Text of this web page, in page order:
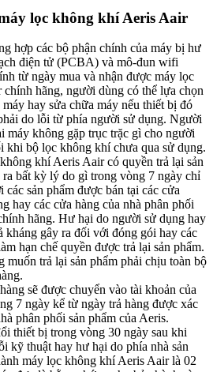
lọc không khí Aeris Aair
hợp các bộ phận chính của máy bị hư
điện tử (PCBA) và mô-đun wifi
từ ngày mua và nhận được máy lọc
hãng, người dùng có thể lựa chọn
hay sửa chữa máy nếu thiết bị đó
do lỗi từ phía người sử dụng. Người
máy không gặp trục trặc gì cho người
khi bộ lọc không khí chưa qua sử dụng.
khí Aeris Aair có quyền trả lại sản
ra bất kỳ lý do gì trong vòng 7 ngày chỉ
sản phẩm được bán tại các cửa
hay các cửa hàng của nhà phân phối
hãng. Hư hại do người sử dụng hay
kháng gây ra đối với đóng gói hay các
hạn chế quyền được trả lại sản phẩm.
muốn trả lại sản phẩm phải chịu toàn bộ
sẽ được chuyển vào tài khoản của
7 ngày kể từ ngày trả hàng được xác
phân phối sản phẩm của Aeris.
thiết bị trong vòng 30 ngày sau khi
kỹ thuật hay hư hại do phía nhà sản
máy lọc không khí Aeris Aair là 02